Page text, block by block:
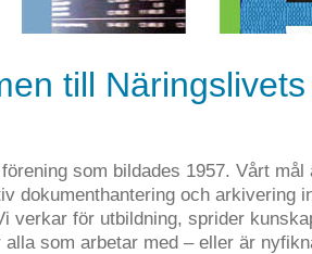
till
som bildades 1957. Vårt
dokumenthantering och arkivering
verkar för utbildning, sprider
alla som arbetar med – eller är